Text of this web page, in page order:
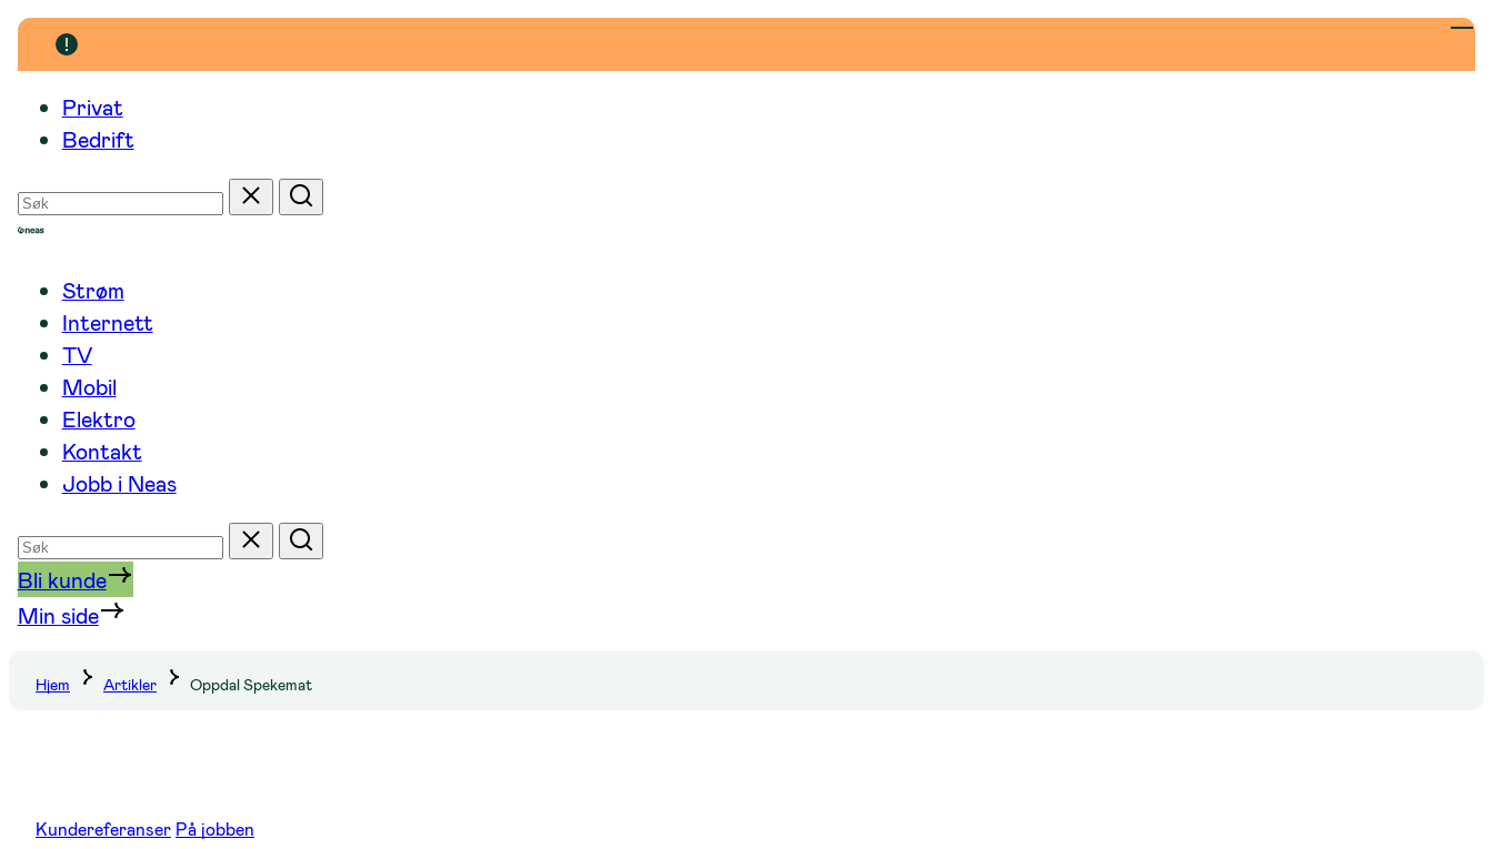
Hopp
Privat
Bedrift
Søk
etter
Tilbakestill
Søk
Strøm
Internett
TV
Mobil
Elektro
Kontakt
Jobb i Neas
Søk
etter
Tilbakestill
Søk
Bli kunde
Min side
Hjem Artikler Oppdal Spekemat
Kundereferanser På jobben